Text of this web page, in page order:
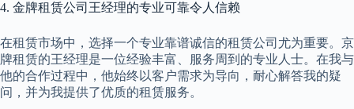
4. 金牌租赁公司王经理的专业可靠令人信赖
在租赁市场中，选择一个专业靠谱诚信的租赁公司尤为重要。京
牌租赁的王经理是一位经验丰富、服务周到的专业人士。在我与
他的合作过程中，他始终以客户需求为导向，耐心解答我的疑
问，并为我提供了优质的租赁服务。